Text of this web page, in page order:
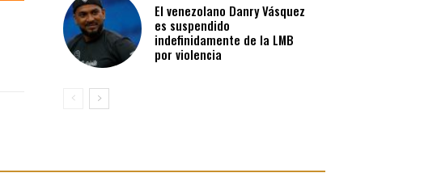
El venezolano Danry Vásquez
es suspendido
indefinidamente de la LMB
por violencia